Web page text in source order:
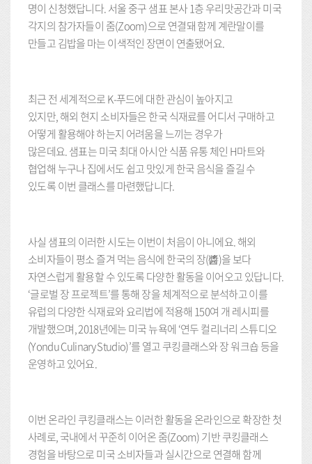
명이 신청했답니다. 서울 중구 샘표 본사 1층 우리맛공간과 미국
각지의 참가자들이 줌(Zoom)으로 연결돼 함께 계란말이를
만들고 김밥을 마는 이색적인 장면이 연출됐어요.
최근 전 세계적으로 K-푸드에 대한 관심이 높아지고
있지만, 해외 현지 소비자들은 한국 식재료를 어디서 구매하고
어떻게 활용해야 하는지 어려움을 느끼는 경우가
많은데요. 샘표는 미국 최대 아시안 식품 유통 체인 H마트와
협업해 누구나 집에서도 쉽고 맛있게 한국 음식을 즐길 수
있도록 이번 클래스를 마련했답니다.
사실 샘표의 이러한 시도는 이번이 처음이 아니에요. 해외
소비자들이 평소 즐겨 먹는 음식에 한국의 장(醬)을 보다
자연스럽게 활용할 수 있도록 다양한 활동을 이어오고 있답니다.
‘글로벌 장 프로젝트’를 통해 장을 체계적으로 분석하고 이를
유럽의 다양한 식재료와 요리법에 적용해 150여 개 레시피를
개발했으며, 2018년에는 미국 뉴욕에 ‘연두 컬리너리 스튜디오
(Yondu Culinary Studio)’를 열고 쿠킹클래스와 장 워크숍 등을
운영하고 있어요.
이번 온라인 쿠킹클래스는 이러한 활동을 온라인으로 확장한 첫
사례로, 국내에서 꾸준히 이어온 줌(Zoom) 기반 쿠킹클래스
경험을 바탕으로 미국 소비자들과 실시간으로 연결해 함께